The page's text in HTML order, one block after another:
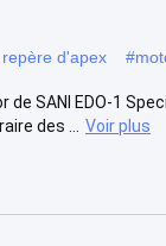
d'apex #
SANI EDO-1
des ...
Voir plus